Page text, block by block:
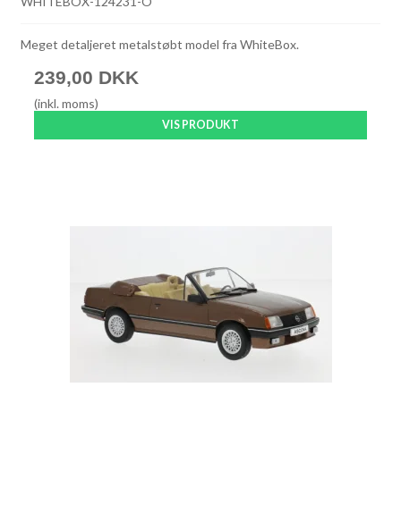
Meget detaljeret metalstøbt model fra WhiteBox.
239,00 DKK
(inkl. moms)
VIS PRODUKT